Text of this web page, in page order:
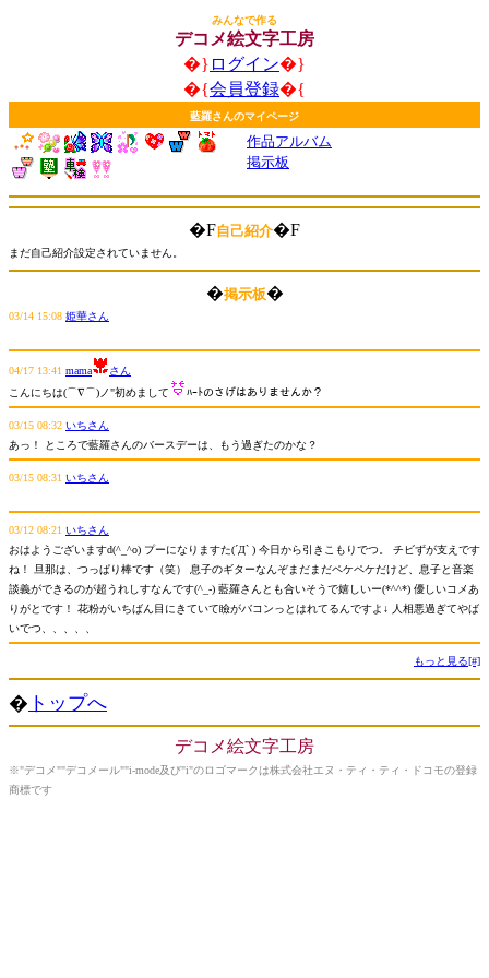
みんなで作る
デコメ絵文字工房
�} ログイン�}
�{会員登録�{
藍羅さんのマイページ
作品アルバム
掲示板
�F自己紹介�F
まだ自己紹介設定されていません。
�掲示板�
03/14 15:08 姫華さん
04/17 13:41 mama
さん
こんにちは(⌒∇⌒)ノ"初めまして
ﾊｰﾄのさげはありませんか？
03/15 08:32 いちさん
あっ！ ところで藍羅さんのバースデーは、もう過ぎたのかな？
03/15 08:31 いちさん
03/12 08:21 いちさん
おはようございますd(^_^o) プーになりますた(´Д` ) 今日から引きこもりでつ。 チビずが支えです
ね！ 旦那は、つっぱり棒です（笑） 息子のギターなんぞまだまだペケペケだけど、息子と音楽
談義ができるのが超うれしすなんです(^_-) 藍羅さんとも合いそうで嬉しいー(*^^*) 優しいコメあ
りがとです！ 花粉がいちばん目にきていて瞼がバコンっとはれてるんですよ↓ 人相悪過ぎてやば
いでつ、、、、、
もっと見る[#]
� トップへ
デコメ絵文字工房
※"デコメ""デコメール""i-mode及び"i"のロゴマークは株式会社エヌ・ティ・ティ・ドコモの登録
商標です